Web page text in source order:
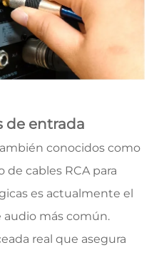
de entrada
conocidos como
de cables RCA para
es actualmente el
más común.
real que asegura